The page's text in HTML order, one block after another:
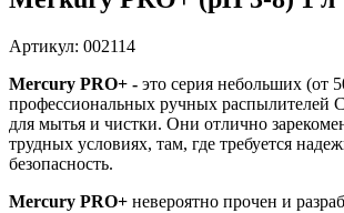
Артикул: 002114
Mercury PRO+ - это серия небольших (от
профессиональных ручных распылителей
для мытья и чистки. Они отлично
трудных условиях, там, где требуется
безопасность.
Mercury PRO+ невероятно прочен и